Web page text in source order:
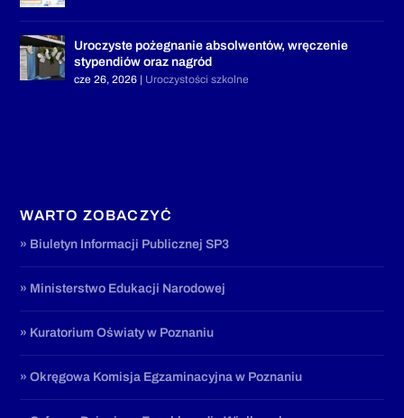
Uroczyste pożegnanie absolwentów, wręczenie
stypendiów oraz nagród
cze 26, 2026 | Uroczystości szkolne
WARTO ZOBACZYĆ
» Biuletyn Informacji Publicznej SP3
» Ministerstwo Edukacji Narodowej
» Kuratorium Oświaty w Poznaniu
» Okręgowa Komisja Egzaminacyjna w Poznaniu